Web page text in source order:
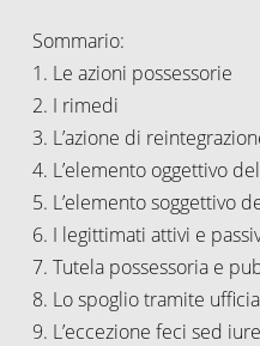
Sommario:
1. Le azioni possessorie
2. I rimedi
3. L’azione di
4. L’elemento oggettivo
5. L’elemento soggettivo
6. I legittimati attivi e
7. Tutela possessoria e
8. Lo spoglio tramite
9. L’eccezione feci sed